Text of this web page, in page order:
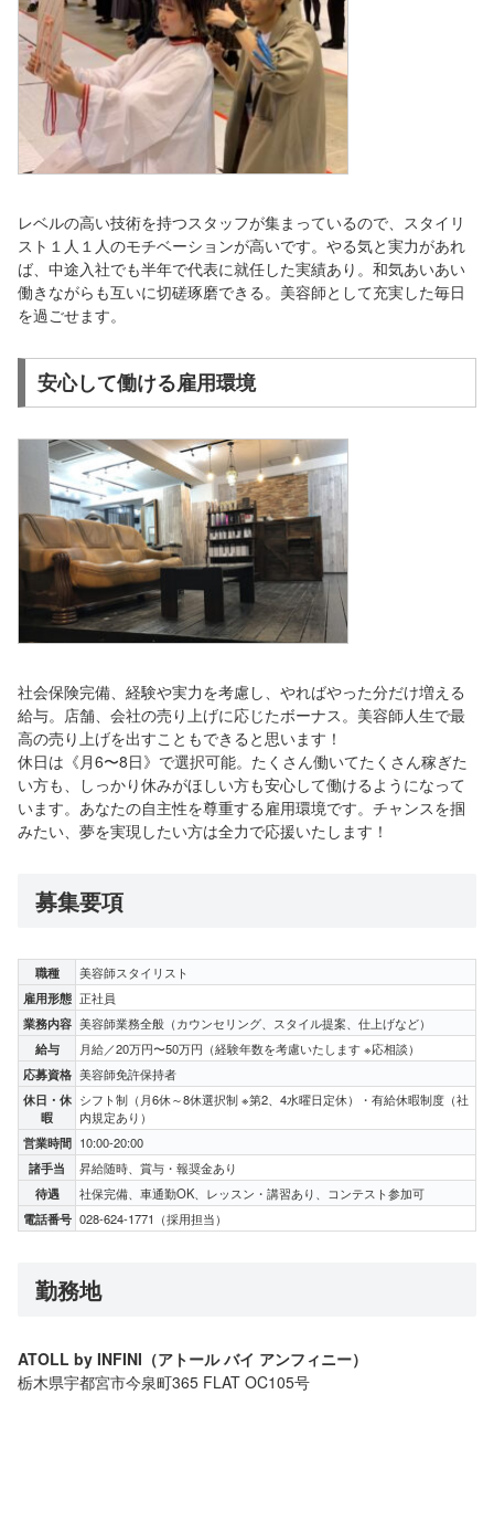
レベルの高い技術を持つスタッフが集まっているので、スタイリ
スト１人１人のモチベーションが高いです。やる気と実力があれ
ば、中途入社でも半年で代表に就任した実績あり。和気あいあい
働きながらも互いに切磋琢磨できる。美容師として充実した毎日
を過ごせます。
安心して働ける雇用環境
社会保険完備、経験や実力を考慮し、やればやった分だけ増える
給与。店舗、会社の売り上げに応じたボーナス。美容師人生で最
高の売り上げを出すこともできると思います！
休日は《月6〜8日》で選択可能。たくさん働いてたくさん稼ぎた
い方も、しっかり休みがほしい方も安心して働けるようになって
います。あなたの自主性を尊重する雇用環境です。チャンスを掴
みたい、夢を実現したい方は全力で応援いたします！
募集要項
職種
美容師スタイリスト
雇用形態 正社員
業務内容 美容師業務全般（カウンセリング、スタイル提案、仕上げなど）
給与
月給／20万円〜50万円（経験年数を考慮いたします ※応相談）
応募資格 美容師免許保持者
休日・休
暇
シフト制（月6休～8休選択制 ※第2、4水曜日定休）・有給休暇制度（社
内規定あり）
営業時間 10:00-20:00
諸手当
昇給随時、賞与・報奨金あり
待遇
社保完備、車通勤OK、レッスン・講習あり、コンテスト参加可
電話番号 028-624-1771（採用担当）
勤務地
ATOLL by INFINI（アトール バイ アンフィニー）
栃木県宇都宮市今泉町365 FLAT OC105号